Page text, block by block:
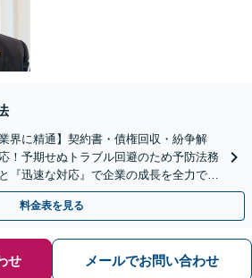
界に精通】契約書・債権回収・紛争解
！予期せぬトラブル回避のため予防法務
『迅速な対応』で企業の成長を全力でサ
ストップサービスの提供】
料金表を見る
せ メールでお問い合わせ